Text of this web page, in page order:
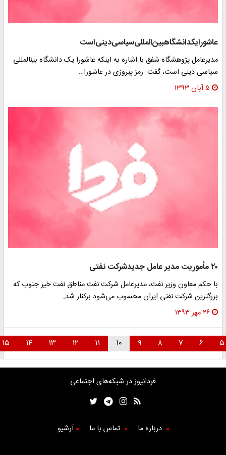
عاشورایک‎دانشگاه‎بین‌المللی‌سیاسی‌دینی‌است
مدیرعامل پژوهشگاه شفق با اشاره به اینکه عاشورا یک دانشگاه بین‎المللی
سیاسی دینی است، گفت: رمز پیروزی در عاشورا…
۵ آبان ۱۳۹۳
۲۰ مأموریت مدیر عامل جدیدشرکت نفتی
با حکم معاون وزیر نفت، مدیرعامل شرکت نفت مناطق نفت خیز جنوب که
بزرگترین شرکت نفتی ایران محسوب می‌شود برکنار شد.
۲۶ مهر ۱۳۹۳
۱۲ ۱۳ ۱۴ ۱۵
فردانیوز در شبکه‌های اجتماعی
درباره ما تماس با ما آرشیو